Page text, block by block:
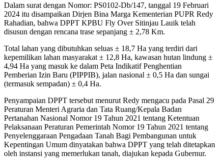
Dalam surat dengan Nomor: PS0102-Db/147, tanggal 19 Februari
2024 itu disampaikan Dirjen Bina Marga Kementerian PUPR Redy
Rahadian, bahwa DPPT KPBU Fly Over Sitinjau Lauik telah
disusun dengan rencana trase sepanjang ± 2,78 Km.
Total lahan yang dibutuhkan seluas ± 18,7 Ha yang terdiri dari
kepemilikan lahan masyarakat ± 12,8 Ha, kawasan hutan lindung ±
4,94 Ha yang masuk ke dalam Peta Indikatif Penghentian
Pemberian Izin Baru (PIPPIB), jalan nasional ± 0,5 Ha dan sungai
(termasuk sempadan) ± 0,4 Ha.
Penyampaian DPPT tersebut menurut Redy mengacu pada Pasal 29
Peraturan Menteri Agraria dan Tata Ruang/Kepala Badan
Pertanahan Nasional Nomor 19 Tahun 2021 tentang Ketentuan
Pelaksanaan Peraturan Pemerintah Nomor 19 Tahun 2021 tentang
Penyelenggaraan Pengadaan Tanah Bagi Pembangunan untuk
Kepentingan Umum dinyatakan bahwa DPPT yang telah ditetapkan
oleh instansi yang memerlukan tanah, diajukan kepada Gubernur.